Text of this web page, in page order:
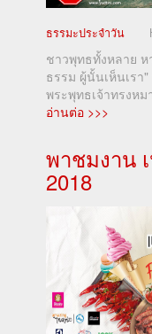
ธรรมะประจำวัน
ชาวพุทธทั้งหลาย ห
ธรรม ผู้นั้นเห็นเรา
พระพุทธเจ้าทรงหม
อ่านต่อ >>>
พาชมงาน
2018